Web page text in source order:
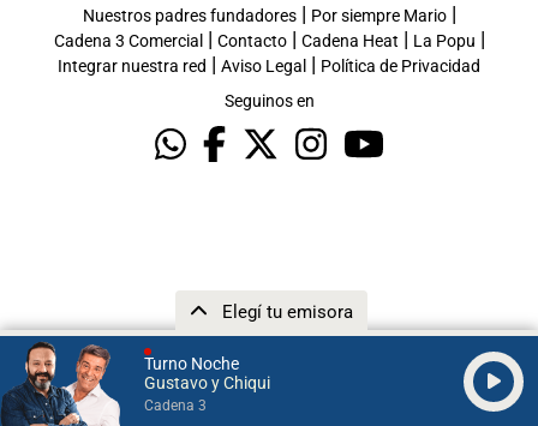
Turno Noche
Gustavo y Chiqui
Cadena 3
Elegí tu emisora
Nuestros padres fundadores| Por siempre Mario|
Cadena 3 Comercial | Contacto| Cadena Heat | La Popu |
Integrar nuestra red | Aviso Legal | Política de Privacidad
Seguinos en